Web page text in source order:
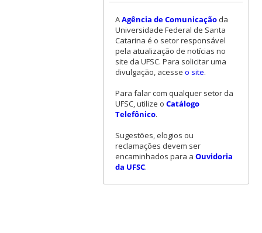
AAgência de Comunicaçãoda
Universidade Federal de Santa
Catarina é o setor responsável
pela atualização de notícias no
site da UFSC. Para solicitar uma
divulgação, acesse o site.
Para falar com qualquer setor da
UFSC, utilize o Catálogo
Telefônico.
Sugestões, elogios ou
reclamações devem ser
encaminhados para a Ouvidoria
da UFSC.